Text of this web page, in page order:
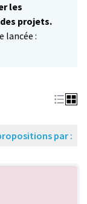
les
projets.
lancée :
par :